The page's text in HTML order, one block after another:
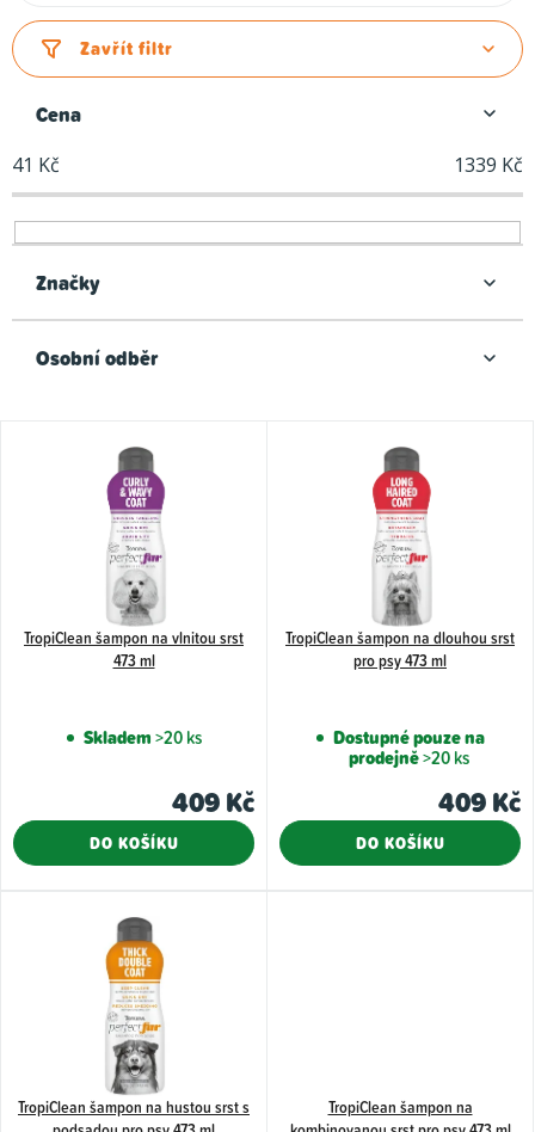
z
e
í
p
r
o
u
Zavřít filtr
Cena
41 Kč 1339 Kč
Značky
Osobní odběr
t
ů
TropiClean šampon na vlnitou srst
473 ml
Skladem>20 ks
409 Kč
DO KOŠÍKU
TropiClean šampon na dlouhou srst
pro psy 473 ml
Dostupné pouze na
prodejně>20 ks
409 Kč
DO KOŠÍKU
TropiClean šampon na hustou srst s
TropiClean šampon na